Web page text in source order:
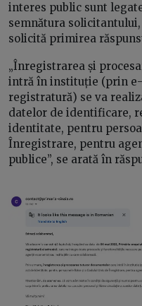
interes public sunt
semnătura
solicită primirea
„Înregistrarea și
intră în instituție (prin e-
registratură) se va
datelor de identificare,
identitate, pentru
Înregistrare, pentru
publice”, se arată în